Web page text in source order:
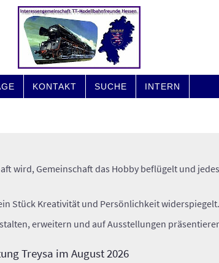
KONTAKT SUCHE INTERN
wird, Gemeinschaft das Hobby beflügelt und
Stück Kreativität und Persönlichkeit widerspiegelt.
erweitern und auf Ausstellungen
Treysa im August 2026